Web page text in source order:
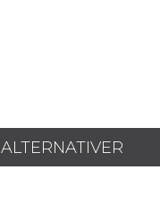
ALTERNATIVER